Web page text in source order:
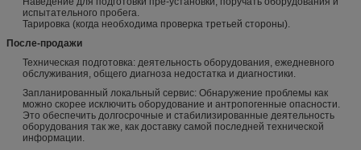
испытательного пробега.
Тарировка (когда необходима проверка третьей стороны).
После-продажи
Техническая подготовка: деятельность оборудования, ежедневного
обслуживания, общего диагноза недостатка и диагностики.
Запланированный локальный сервис: Обнаружение проблемы как
можно скорее исключить оборудование и антропогенные опасности.
Это обеспечить долгосрочные и стабилизированные деятельность
оборудования так же, как доставку самой последней технической
информации.